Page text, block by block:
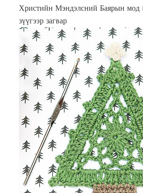
Христийн Мэндэлсний Баярын мод
зүүгээр загвар